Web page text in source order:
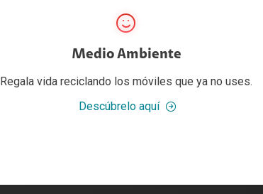
Medio Ambiente
Regala vida reciclando los móviles que ya no uses.
Descúbrelo aquí